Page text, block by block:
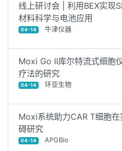
线上研讨会 | 利用BEX实现
材料科学与电池应用
04-14 牛津仪器
Moxi Go II库尔特流式细胞
疗法的研究
04-14 环亚生物
Moxi系统助力CAR T细胞
碍研究
04-14 APGBio